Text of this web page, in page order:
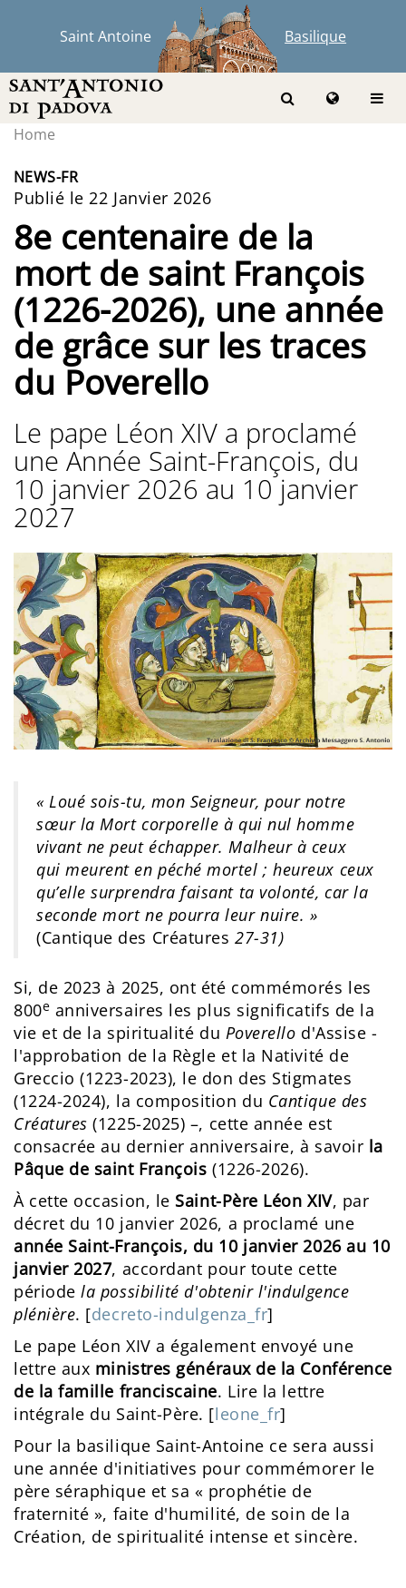
Saint Antoine Basilique
Home
NEWS-FR
Publié le 22 Janvier 2026
8e centenaire de la
mort de saint François
(1226-2026), une année
de grâce sur les traces
du Poverello
Le pape Léon XIV a proclamé
une Année Saint-François, du
10 janvier 2026 au 10 janvier
2027
« Loué sois-tu, mon Seigneur, pour notre
sœur la Mort corporelle à qui nul homme
vivant ne peut échapper. Malheur à ceux
qui meurent en péché mortel ; heureux ceux
qu’elle surprendra faisant ta volonté, car la
seconde mort ne pourra leur nuire. »
(Cantique des Créatures 27-31)
Si, de 2023 à 2025, ont été commémorés les
800e anniversaires les plus significatifs de la
vie et de la spiritualité du Poverello d'Assise -
l'approbation de la Règle et la Nativité de
Greccio (1223-2023), le don des Stigmates
(1224-2024), la composition du Cantique des
Créatures (1225-2025) –, cette année est
consacrée au dernier anniversaire, à savoir la
Pâque de saint François (1226-2026).
À cette occasion, le Saint-Père Léon XIV, par
décret du 10 janvier 2026, a proclamé une
année Saint-François, du 10 janvier 2026 au 10
janvier 2027, accordant pour toute cette
périodela possibilité d'obtenir l'indulgence
plénière. [decreto-indulgenza_fr]
Le pape Léon XIV a également envoyé une
lettre aux ministres généraux de la Conférence
de la famille franciscaine. Lire la lettre
intégrale du Saint-Père. [leone_fr]
Pour la basilique Saint-Antoine ce sera aussi
une année d'initiatives pour commémorer le
père séraphique et sa « prophétie de
fraternité », faite d'humilité, de soin de la
Création, de spiritualité intense et sincère.